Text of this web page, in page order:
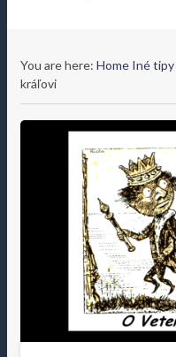
You are here: Home Iné tipy
kráľovi